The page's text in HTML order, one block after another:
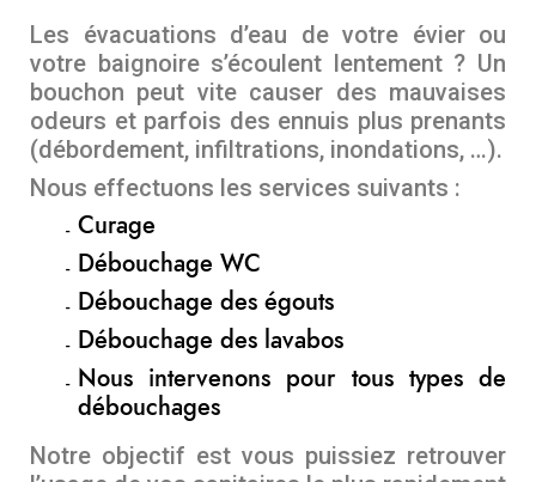
Les évacuations d’eau de votre évier ou
votre baignoire s’écoulent lentement ? Un
bouchon peut vite causer des mauvaises
odeurs et parfois des ennuis plus prenants
(débordement, infiltrations, inondations, …).
Nous effectuons les services suivants :
Curage
Débouchage WC
Débouchage des égouts
Débouchage des lavabos
Nous intervenons pour tous types de
débouchages
Notre objectif est vous puissiez retrouver